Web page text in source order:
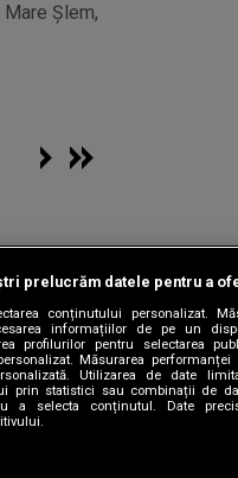
Șlem,
|Contact/Info| Codul etic|
prelucrăm datele pentru a
conținutului personalizat.
informațiilor de pe un
profilurilor pentru selectarea
Măsurarea performanței
Utilizarea de date
prin statistici sau combinații de
a selecta conținutul. Date